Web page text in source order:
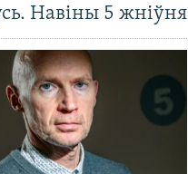
Навіны 5 жніўня